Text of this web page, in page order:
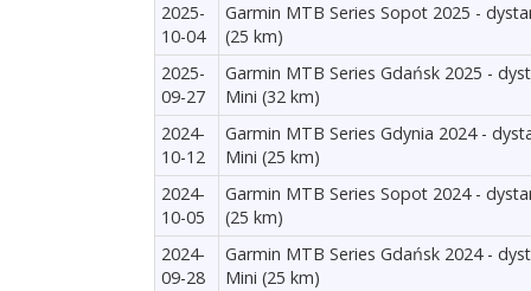
2025-
10-04
Garmin MTB Series Sopot 2025 -
(25 km)
2025-
09-27
Garmin MTB Series Gdańsk 2025 -
Mini (32 km)
2024-
10-12
Garmin MTB Series Gdynia 2024 -
Mini (25 km)
2024-
10-05
Garmin MTB Series Sopot 2024 -
(25 km)
2024-
09-28
Garmin MTB Series Gdańsk 2024 -
Mini (25 km)